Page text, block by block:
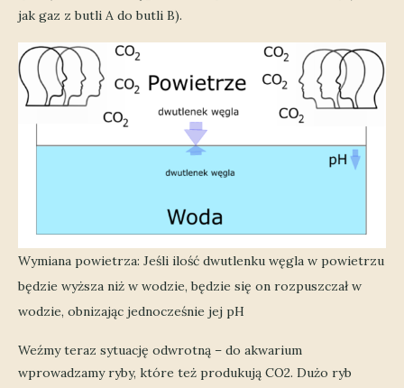
jak gaz z butli A do butli B).
Wymiana powietrza: Jeśli ilość dwutlenku węgla w powietrzu
będzie wyższa niż w wodzie, będzie się on rozpuszczał w
wodzie, obnizając jednocześnie jej pH
Weźmy teraz sytuację odwrotną – do akwarium
wprowadzamy ryby, które też produkują CO2. Dużo ryb